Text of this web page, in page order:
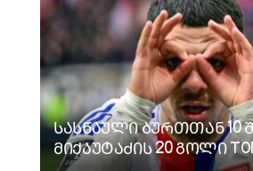
ᲡᲐᲡᲬᲐᲣᲚᲘ ᲑᲣᲠᲗᲗᲐᲜ 10
ᲛᲘᲥᲐᲣᲢᲐᲫᲘᲡ 20 ᲒᲝᲚᲘ